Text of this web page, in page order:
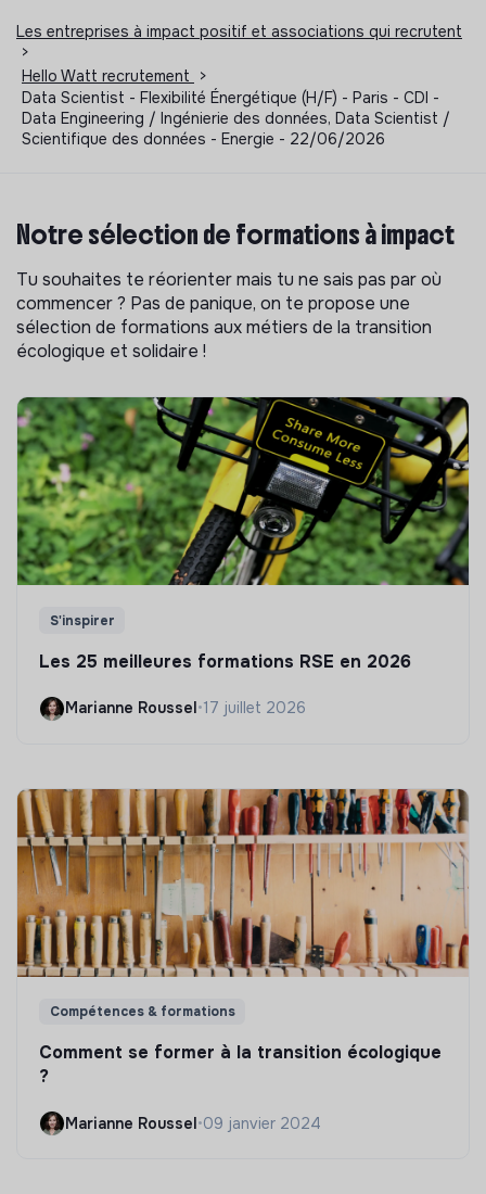
Les entreprises à impact positif et associations qui recrutent
>
Hello Watt recrutement
>
Data Scientist - Flexibilité Énergétique (H/F) - Paris - CDI -
Data Engineering / Ingénierie des données, Data Scientist /
Scientifique des données - Energie - 22/06/2026
Notre sélection de formations à impact
Tu souhaites te réorienter mais tu ne sais pas par où
commencer ? Pas de panique, on te propose une
sélection de formations aux métiers de la transition
écologique et solidaire !
S'inspirer
Les 25 meilleures formations RSE en 2026
Marianne Roussel•17 juillet 2026
Compétences & formations
Comment se former à la transition écologique
?
Marianne Roussel•09 janvier 2024